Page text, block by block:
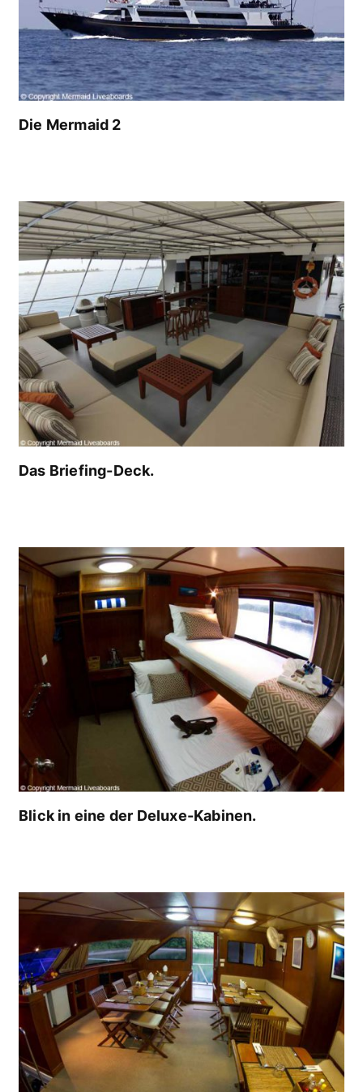
Die Mermaid 2
Das Briefing-Deck.
Blick in eine der Deluxe-Kabinen.